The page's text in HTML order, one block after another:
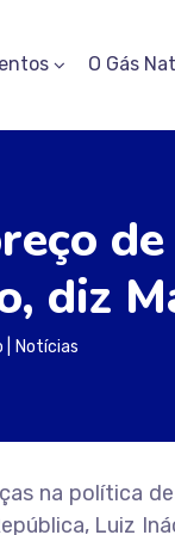
O Gás
diz
Notícias
na política
Luiz